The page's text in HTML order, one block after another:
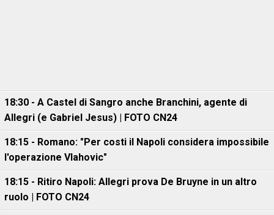
18:30 - A Castel di Sangro anche Branchini, agente di
Allegri (e Gabriel Jesus) | FOTO CN24
18:15 - Romano: "Per costi il Napoli considera impossibile
l'operazione Vlahovic"
18:15 - Ritiro Napoli: Allegri prova De Bruyne in un altro
ruolo | FOTO CN24